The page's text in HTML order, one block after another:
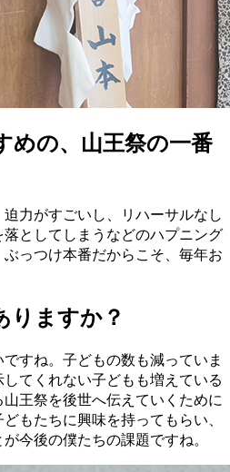
めの、山王祭の一番
力がすごいし、リハーサルなし
としてしまうなどのハプニング
っつけ本番だからこそ、毎年お
りますか？
すね。子どもの数も減っていま
てくれない子どもも増えている
王祭を後世へ伝えていくために
もたちに興味を持ってもらい、
今後の僕たちの課題ですね。